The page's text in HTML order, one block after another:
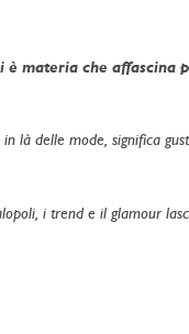
materia che affascina
là delle mode, significa
i trend e il glamour